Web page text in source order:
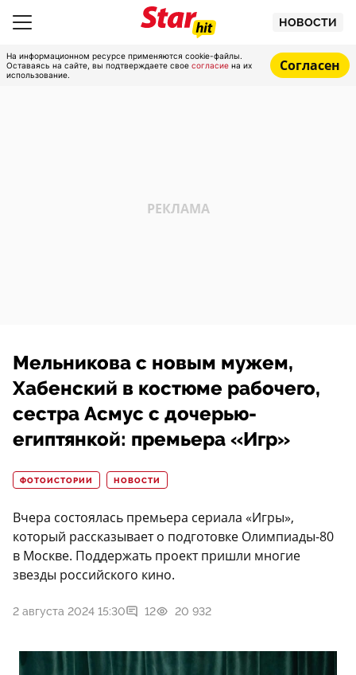
НОВОСТИ
На информационном ресурсе применяются cookie-файлы.
Оставаясь на сайте, вы подтверждаете свое согласие на их
использование.
Согласен
Мельникова с новым мужем,
Хабенский в костюме рабочего,
сестра Асмус с дочерью-
египтянкой: премьера «Игр»
ФОТОИСТОРИИ НОВОСТИ
Вчера состоялась премьера сериала «Игры»,
который рассказывает о подготовке Олимпиады-80
в Москве. Поддержать проект пришли многие
звезды российского кино.
2 августа 2024 15:30 12 20 932